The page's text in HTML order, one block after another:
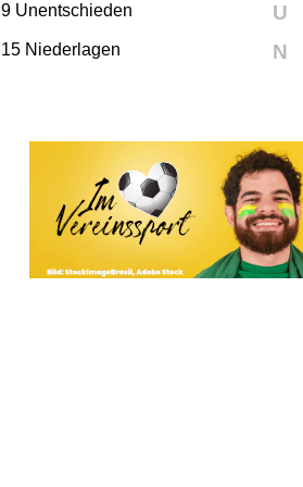
9 Unentschieden
15 Niederlagen
U
N